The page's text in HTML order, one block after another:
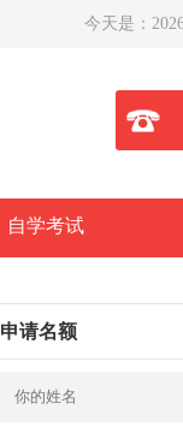
今天是：
自学考试
申请名额